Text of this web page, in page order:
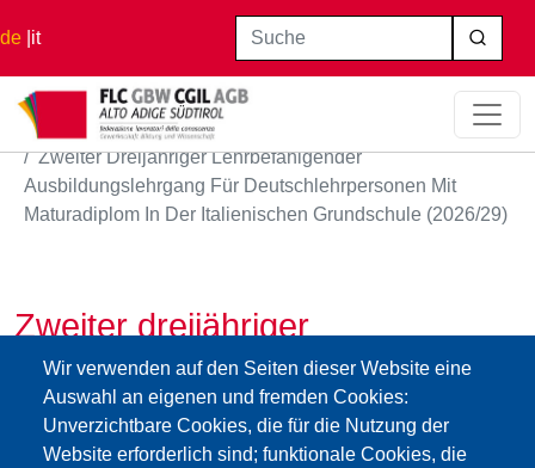
de it
Wir verwenden auf den Seiten dieser Website eine
Auswahl an eigenen und fremden Cookies:
Unverzichtbare Cookies, die für die Nutzung der
Website erforderlich sind; funktionale Cookies, die
Suche
Startseite
Zweiter Dreijähriger Lehrbefähigender
Ausbildungslehrgang Für Deutschlehrpersonen Mit
Maturadiplom In Der Italienischen Grundschule (2026/29)
Zweiter dreijähriger
lehrbefähigender
Ausbildungslehrgang für
Deutschlehrpersonen mit